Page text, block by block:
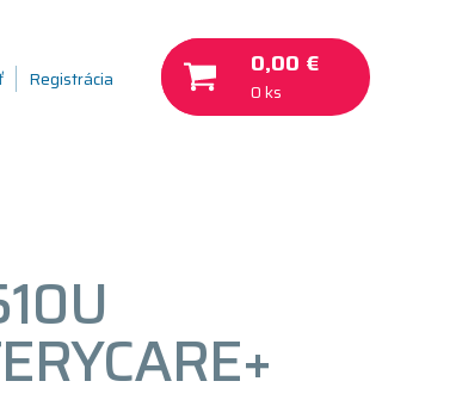
Registrácia 0,00 €
0 ks